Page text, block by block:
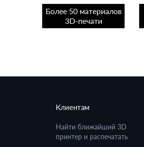
Более 50 материалов
3D-печати
Клиентам
Найти ближайший 3D
принтер и распечатать